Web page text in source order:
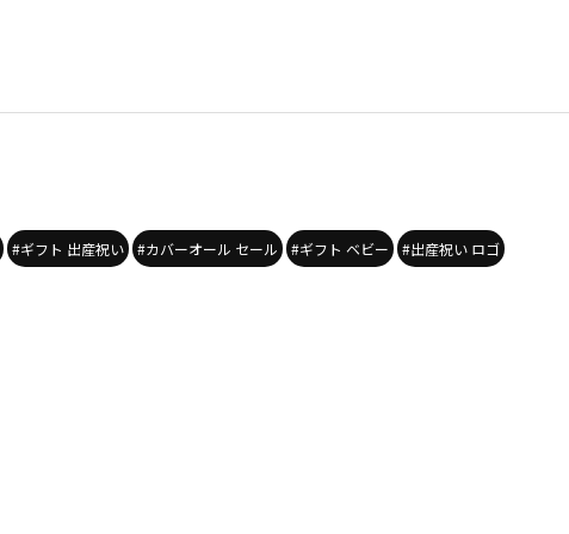
#ギフト 出産祝い #カバーオール セール #ギフト ベビー #出産祝い ロゴ